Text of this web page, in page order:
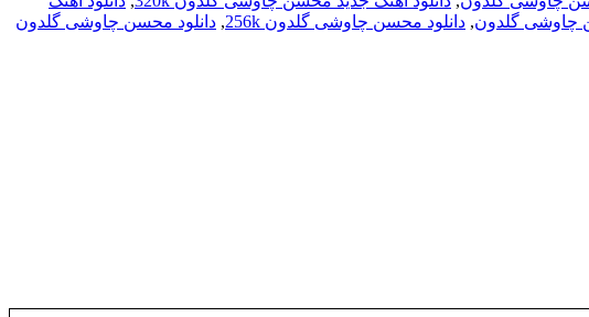
چاوشی گلدون, دانلود محسن چاوشی گلدون 256k , دانلود محسن چاوشی گلدون